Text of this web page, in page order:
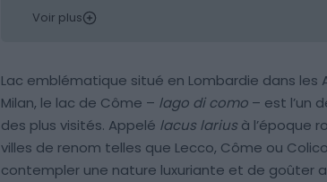
Voir plus
Lac emblématique situé en Lombardie dans les
Milan, le lac de Côme – lago di como – est l’un
des plus visités. Appelé lacus larius à l’époque
villes de renom telles que Lecco, Côme ou
contempler une nature luxuriante et de goûter